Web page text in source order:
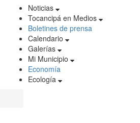
Noticias
Tocancipá en Medios
Boletines de prensa
Calendario
Galerías
Mi Municipio
Economía
Ecología